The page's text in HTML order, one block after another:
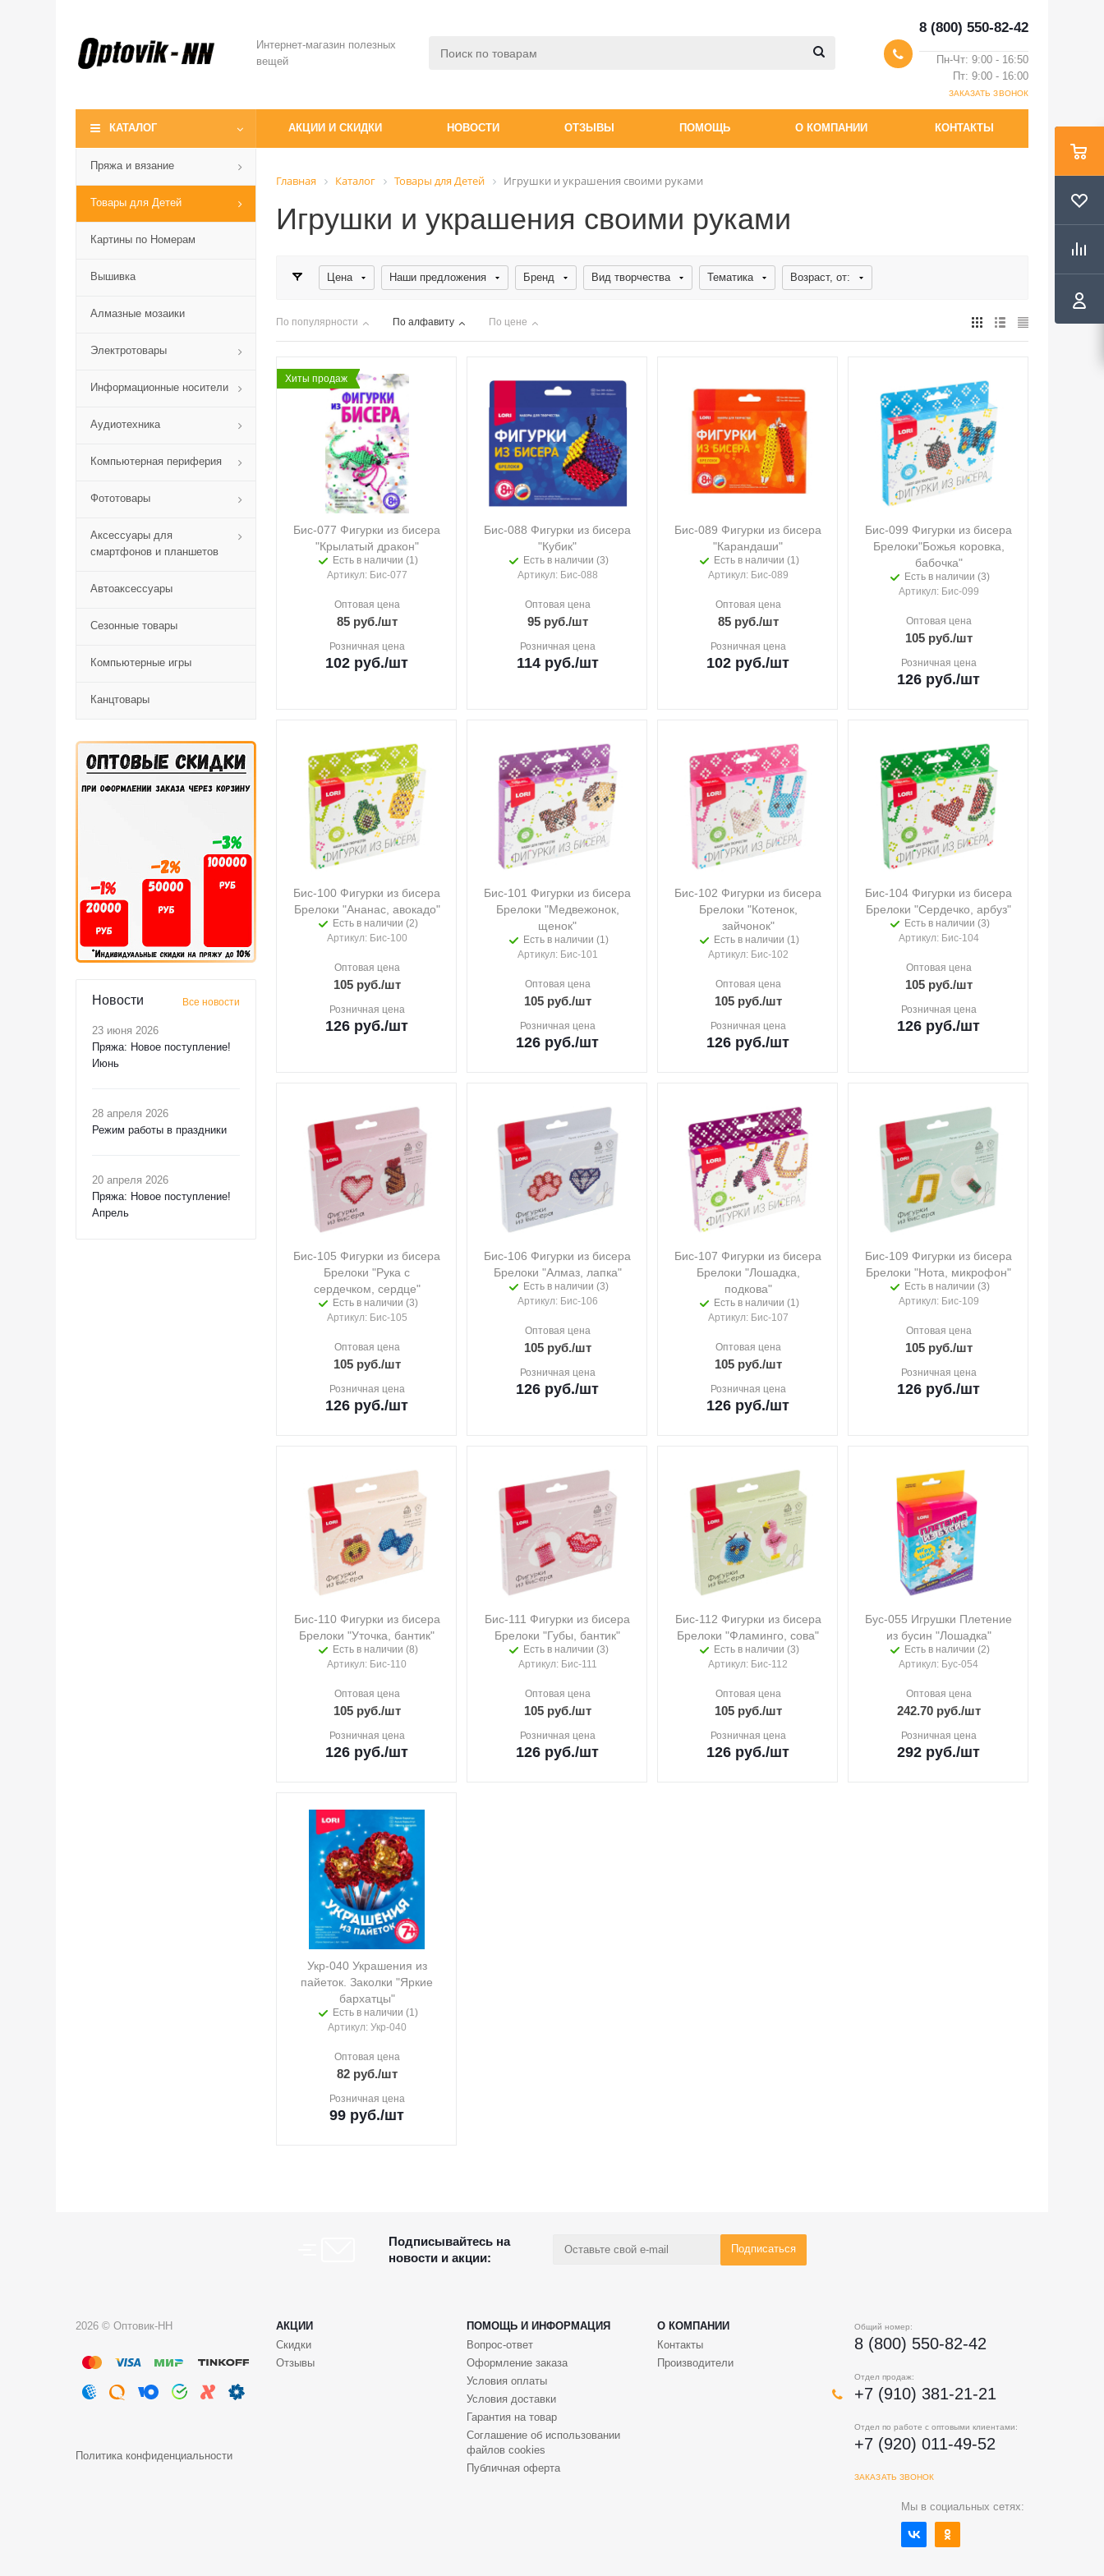
Интернет-магазин полезных
вещей
8 (800) 550-82-42
Пн-Чт: 9:00 - 16:50
Пт: 9:00 - 16:00
ЗАКАЗАТЬ ЗВОНОК
КАТАЛОГ АКЦИИ И СКИДКИ НОВОСТИ ОТЗЫВЫ ПОМОЩЬ О КОМПАНИИ КОНТАКТЫ
Пряжа и вязание
Товары для Детей
Картины по Номерам
Вышивка
Алмазные мозаики
Электротовары
Информационные носители
Аудиотехника
Компьютерная периферия
Фототовары
Аксессуары для
смартфонов и планшетов
Автоаксессуары
Сезонные товары
Компьютерные игры
Канцтовары
Новости Все новости
23 июня 2026
Пряжа: Новое поступление!
Июнь
28 апреля 2026
Режим работы в праздники
20 апреля 2026
Пряжа: Новое поступление!
Апрель
Главная Каталог Товары для Детей Игрушки и украшения своими руками
Игрушки и украшения своими руками
Цена Наши предложения Бренд Вид творчества Тематика Возраст, от:
По популярности По алфавиту По цене
Хиты продаж
Бис-077 Фигурки из бисера
"Крылатый дракон"
Есть в наличии (1)
Артикул: Бис-077
Оптовая цена
85руб./шт
Розничная цена
102 руб./шт
Бис-088 Фигурки из бисера
"Кубик"
Есть в наличии (3)
Артикул: Бис-088
Оптовая цена
95руб./шт
Розничная цена
114руб./шт
Бис-089 Фигурки из бисера
"Карандаши"
Есть в наличии (1)
Артикул: Бис-089
Оптовая цена
85руб./шт
Розничная цена
102 руб./шт
Бис-099 Фигурки из бисера
Брелоки"Божья коровка,
бабочка"
Есть в наличии (3)
Артикул: Бис-099
Оптовая цена
105руб./шт
Розничная цена
126 руб./шт
Бис-100 Фигурки из бисера
Брелоки "Ананас, авокадо"
Есть в наличии (2)
Артикул: Бис-100
Оптовая цена
105руб./шт
Розничная цена
126 руб./шт
Бис-101 Фигурки из бисера
Брелоки "Медвежонок,
щенок"
Есть в наличии (1)
Артикул: Бис-101
Оптовая цена
105руб./шт
Розничная цена
126 руб./шт
Бис-102 Фигурки из бисера
Брелоки "Котенок,
зайчонок"
Есть в наличии (1)
Артикул: Бис-102
Оптовая цена
105руб./шт
Розничная цена
126 руб./шт
Бис-104 Фигурки из бисера
Брелоки "Сердечко, арбуз"
Есть в наличии (3)
Артикул: Бис-104
Оптовая цена
105руб./шт
Розничная цена
126 руб./шт
Бис-105 Фигурки из бисера
Брелоки "Рука с
сердечком, сердце"
Есть в наличии (3)
Артикул: Бис-105
Оптовая цена
105руб./шт
Розничная цена
126 руб./шт
Бис-106 Фигурки из бисера
Брелоки "Алмаз, лапка"
Есть в наличии (3)
Артикул: Бис-106
Оптовая цена
105руб./шт
Розничная цена
126 руб./шт
Бис-107 Фигурки из бисера
Брелоки "Лошадка,
подкова"
Есть в наличии (1)
Артикул: Бис-107
Оптовая цена
105руб./шт
Розничная цена
126 руб./шт
Бис-109 Фигурки из бисера
Брелоки "Нота, микрофон"
Есть в наличии (3)
Артикул: Бис-109
Оптовая цена
105руб./шт
Розничная цена
126 руб./шт
Бис-110 Фигурки из бисера
Брелоки "Уточка, бантик"
Есть в наличии (8)
Артикул: Бис-110
Оптовая цена
105руб./шт
Розничная цена
126 руб./шт
Бис-111 Фигурки из бисера
Брелоки "Губы, бантик"
Есть в наличии (3)
Артикул: Бис-111
Оптовая цена
105руб./шт
Розничная цена
126 руб./шт
Бис-112 Фигурки из бисера
Брелоки "Фламинго, сова"
Есть в наличии (3)
Артикул: Бис-112
Оптовая цена
105руб./шт
Розничная цена
126 руб./шт
Бус-055 Игрушки Плетение
из бусин "Лошадка"
Есть в наличии (2)
Артикул: Бус-054
Оптовая цена
242.70руб./шт
Розничная цена
292 руб./шт
Укр-040 Украшения из
пайеток. Заколки "Яркие
бархатцы"
Есть в наличии (1)
Артикул: Укр-040
Оптовая цена
82руб./шт
Розничная цена
99 руб./шт
Подписывайтесь на
новости и акции:
2026 © Оптовик-НН
Политика конфиденциальности
АКЦИИ ПОМОЩЬ И ИНФОРМАЦИЯ
О КОМПАНИИ
Скидки
Отзывы
Вопрос-ответ
Оформление заказа
Условия оплаты
Условия доставки
Гарантия на товар
Соглашение об использовании
файлов cookies
Публичная оферта
Контакты
Производители
Общий номер:
8 (800) 550-82-42
Отдел продаж:
+7 (910) 381-21-21
Отдел по работе с оптовыми клиентами:
+7 (920) 011-49-52
ЗАКАЗАТЬ ЗВОНОК
Мы в социальных сетях: